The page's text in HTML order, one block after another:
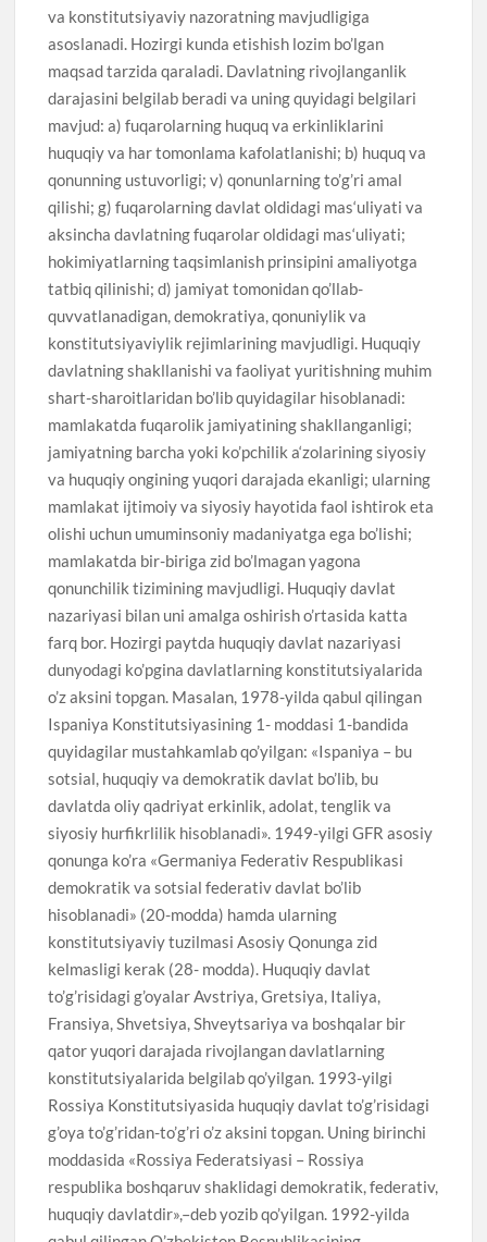
va konstitutsiyaviy nazoratning mavjudligiga
asoslanadi. Hozirgi kunda etishish lozim bo’lgan
maqsad tarzida qaraladi. Davlatning rivojlanganlik
darajasini belgilab beradi va uning quyidagi belgilari
mavjud: a) fuqarolarning huquq va erkinliklarini
huquqiy va har tomonlama kafolatlanishi; b) huquq va
qonunning ustuvorligi; v) qonunlarning to’g’ri amal
qilishi; g) fuqarolarning davlat oldidagi mas‘uliyati va
aksincha davlatning fuqarolar oldidagi mas‘uliyati;
hokimiyatlarning taqsimlanish prinsipini amaliyotga
tatbiq qilinishi; d) jamiyat tomonidan qo’llab-
quvvatlanadigan, demokratiya, qonuniylik va
konstitutsiyaviylik rejimlarining mavjudligi. Huquqiy
davlatning shakllanishi va faoliyat yuritishning muhim
shart-sharoitlaridan bo’lib quyidagilar hisoblanadi:
mamlakatda fuqarolik jamiyatining shakllanganligi;
jamiyatning barcha yoki ko’pchilik a‘zolarining siyosiy
va huquqiy ongining yuqori darajada ekanligi; ularning
mamlakat ijtimoiy va siyosiy hayotida faol ishtirok eta
olishi uchun umuminsoniy madaniyatga ega bo’lishi;
mamlakatda bir-biriga zid bo’lmagan yagona
qonunchilik tizimining mavjudligi. Huquqiy davlat
nazariyasi bilan uni amalga oshirish o’rtasida katta
farq bor. Hozirgi paytda huquqiy davlat nazariyasi
dunyodagi ko’pgina davlatlarning konstitutsiyalarida
o’z aksini topgan. Masalan, 1978-yilda qabul qilingan
Ispaniya Konstitutsiyasining 1- moddasi 1-bandida
quyidagilar mustahkamlab qo’yilgan: «Ispaniya – bu
sotsial, huquqiy va demokratik davlat bo’lib, bu
davlatda oliy qadriyat erkinlik, adolat, tenglik va
siyosiy hurfikrlilik hisoblanadi». 1949-yilgi GFR asosiy
qonunga ko’ra «Germaniya Federativ Respublikasi
demokratik va sotsial federativ davlat bo’lib
hisoblanadi» (20-modda) hamda ularning
konstitutsiyaviy tuzilmasi Asosiy Qonunga zid
kelmasligi kerak (28- modda). Huquqiy davlat
to’g’risidagi g’oyalar Avstriya, Gretsiya, Italiya,
Fransiya, Shvetsiya, Shveytsariya va boshqalar bir
qator yuqori darajada rivojlangan davlatlarning
konstitutsiyalarida belgilab qo’yilgan. 1993-yilgi
Rossiya Konstitutsiyasida huquqiy davlat to’g’risidagi
g’oya to’g’ridan-to’g’ri o’z aksini topgan. Uning birinchi
moddasida «Rossiya Federatsiyasi – Rossiya
respublika boshqaruv shaklidagi demokratik, federativ,
huquqiy davlatdir»,–deb yozib qo’yilgan. 1992-yilda